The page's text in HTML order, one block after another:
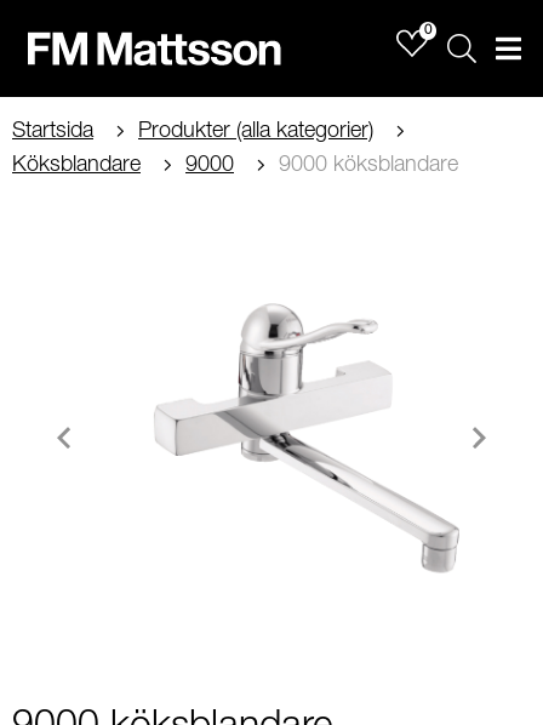
0
Sök
Startsida
Produkter (alla kategorier)
Köksblandare
9000 9000 köksblandare